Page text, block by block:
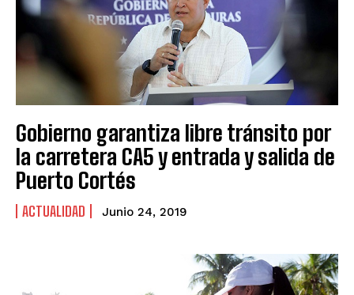
Gobierno garantiza libre tránsito por
la carretera CA5 y entrada y salida de
Puerto Cortés
ACTUALIDAD Junio 24, 2019